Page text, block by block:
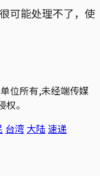
可能处理不了，使
位所有,未经端传媒
。
台湾 大陆 速递